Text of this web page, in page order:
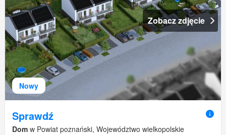
Nowy
Zobacz zdjęcie
Sprawdź
Dom w Powiat poznański, Województwo wielkopolskie